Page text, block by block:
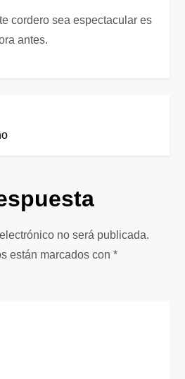
cordero sea espectacular es
antes.
no será publicada.
están marcados con*